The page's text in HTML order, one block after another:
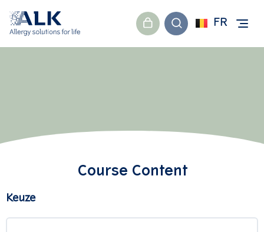
FR
Course Content
Keuze